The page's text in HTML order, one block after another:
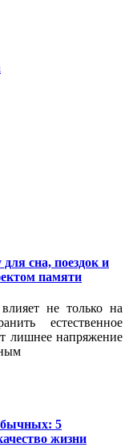
сна, поездок и
памяти
не только на
естественное
лишнее напряжение
5
жизни